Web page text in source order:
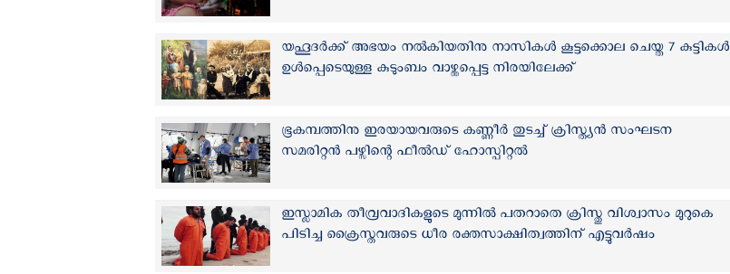
യഹൂദര്‍ക്ക് അഭയം നല്‍കിയതിനു നാസികള്‍ കൂട്ടക്കൊല ചെയ്ത 7 കുട്ടികള്‍
ഉള്‍പ്പെടെയുള്ള കുടുംബം വാഴ്ത്തപ്പെട്ട നിരയിലേക്ക്
ഭൂകമ്പത്തിനു ഇരയായവരുടെ കണ്ണീര്‍ തുടച്ച് ക്രിസ്ത്യന്‍ സംഘടന
സമരിറ്റന്‍ പഴ്സിന്റെ ഫീല്‍ഡ് ഹോസ്പിറ്റല്‍
ഇസ്ലാമിക തീവ്രവാദികളുടെ മുന്നില്‍ പതറാതെ ക്രിസ്തു വിശ്വാസം മുറുകെ
പിടിച്ച ക്രൈസ്തവരുടെ ധീര രക്തസാക്ഷിത്വത്തിന് എട്ടുവര്‍ഷം